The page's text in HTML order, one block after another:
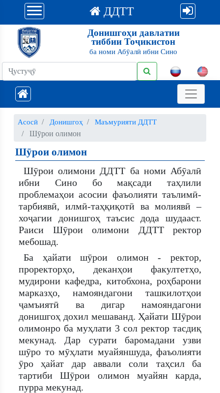
ДДТТ
Донишгоҳи давлатии
тиббии Тоҷикистон
ба номи Абӯалӣ ибни Сино
Асосӣ Донишгоҳ Маъмурияти ДДТТ
Шӯрои олимон
Шӯрои олимон
Шӯрои олимони ДДТТ ба номи Абӯалӣ
ибни Сино бо мақсади таҳлили
проблемаҳои асосии фаъолияти таълимӣ-
тарбиявӣ, илмӣ-таҳқиқотӣ ва молиявӣ –
хоҷагии донишгоҳ таъсис дода шудааст.
Раиси Шӯрои олимони ДДТТ ректор
мебошад.
Ба ҳайати шӯрои олимон - ректор,
проректорҳо, деканҳои факултетҳо,
мудирони кафедра, китобхона, роҳбарони
марказҳо, намояндагони ташкилотҳои
ҷамъиятӣ ва дигар намояндагони
донишгоҳ дохил мешаванд. Ҳайати Шӯрои
олимонро ба муҳлати 3 сол ректор тасдиқ
мекунад. Дар сурати баромадани узви
шӯро то мӯҳлати муайяншуда, фаъолияти
ӯро ҳайат дар аввали соли таҳсил ба
тартиби Шӯрои олимон муайян карда,
пурра мекунад.